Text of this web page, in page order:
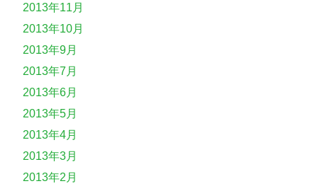
2013年11月
2013年10月
2013年9月
2013年7月
2013年6月
2013年5月
2013年4月
2013年3月
2013年2月